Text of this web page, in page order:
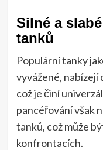
Silné a
tanků
Populární tanky
vyvážené, nabízejí
což je činí
pancéřování však
tanků, což může
konfrontacích.